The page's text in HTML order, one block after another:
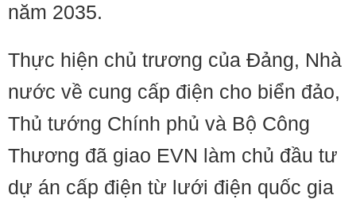
năm 2035.
Thực hiện chủ trương của Đảng, Nhà
nước về cung cấp điện cho biển đảo,
Thủ tướng Chính phủ và Bộ Công
Thương đã giao EVN làm chủ đầu tư
dự án cấp điện từ lưới điện quốc gia